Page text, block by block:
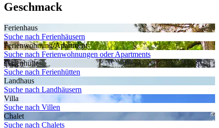
Geschmack
Ferienhaus
Suche nach Ferienhäusern
Ferienwohnung/Apartment
Suche nach Ferienwohnungen oder Apartments
Ferienhütte
Suche nach Ferienhütten
Landhaus
Suche nach Landhäusern
Villa
Suche nach Villen
Chalet
Suche nach Chalets